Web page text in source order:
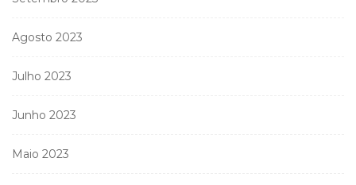
Agosto 2023
Julho 2023
Junho 2023
Maio 2023